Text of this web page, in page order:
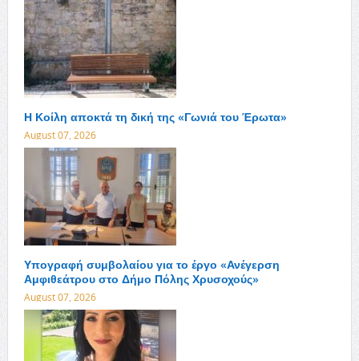
Η Κοίλη αποκτά τη δική της «Γωνιά του Έρωτα»
August 07, 2026
Υπογραφή συμβολαίου για το έργο «Ανέγερση
Αμφιθεάτρου στο Δήμο Πόλης Χρυσοχούς»
August 07, 2026